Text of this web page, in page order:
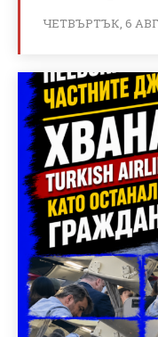
ЧЕТВЪРТЪК, 6